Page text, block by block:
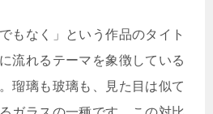
もなく」という作品のタイト
流れるテーマを象徴している
瑠璃も玻璃も、見た目は似て